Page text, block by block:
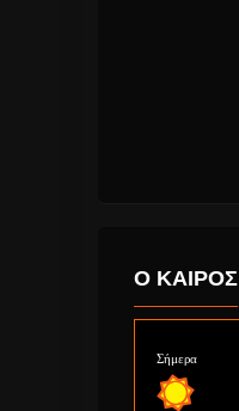
Ο ΚΑΙΡΟΣ